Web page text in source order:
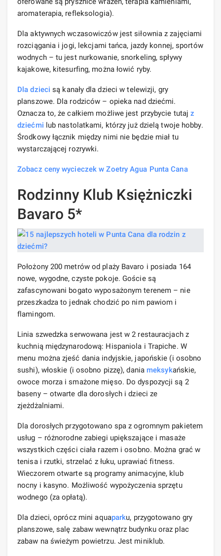
aromaterapia, refleksologia).
Dla aktywnych wczasowiczów jest siłownia z zajęciami
rozciągania i jogi, lekcjami tańca, jazdy konnej, sportów
wodnych – tu jest nurkowanie, snorkeling, spływy
kajakowe, kitesurfing, można łowić ryby.
Dla dzieci są kanały dla dzieci w telewizji, gry
planszowe. Dla rodziców – opieka nad dziećmi.
Oznacza to, że całkiem możliwe jest przybycie tutajz
dziećmi lub nastolatkami, którzy już dzielą twoje hobby.
Środkowy łącznik między nimi nie będzie miał tu
wystarczającej rozrywki.
Zobacz ceny wycieczek w Zoetry Agua Punta Cana
Rodzinny Klub Księżniczki
Bavaro 5*
Położony 200 metrów od plaży Bavaro i posiada 164
nowe, wygodne, czyste pokoje. Goście są
zafascynowani bogato wyposażonym terenem – nie
przeszkadza to jednak chodzić po nim pawiom i
flamingom.
Linia szwedzka serwowana jest w 2 restauracjach z
kuchnią międzynarodową: Hispaniola i Trapiche. W
menu można zjeść dania indyjskie, japońskie (i osobno
sushi), włoskie (i osobno pizzę), dania meksykańskie,
owoce morza i smażone mięso. Do dyspozycji są 2
baseny – otwarte dla dorosłych i dzieci ze
zjeżdżalniami.
Dla dorosłych przygotowano spa z ogromnym pakietem
usług – różnorodne zabiegi upiększające i masaże
wszystkich części ciała razem i osobno. Można grać w
tenisa i rzutki, strzelać z łuku, uprawiać fitness.
Wieczorem otwarte są programy animacyjne, klub
nocny i kasyno. Możliwość wypożyczenia sprzętu
wodnego (za opłatą).
Dla dzieci, oprócz mini aquaparku, przygotowano gry
planszowe, salę zabaw wewnątrz budynku oraz plac
zabaw na świeżym powietrzu. Jest miniklub.